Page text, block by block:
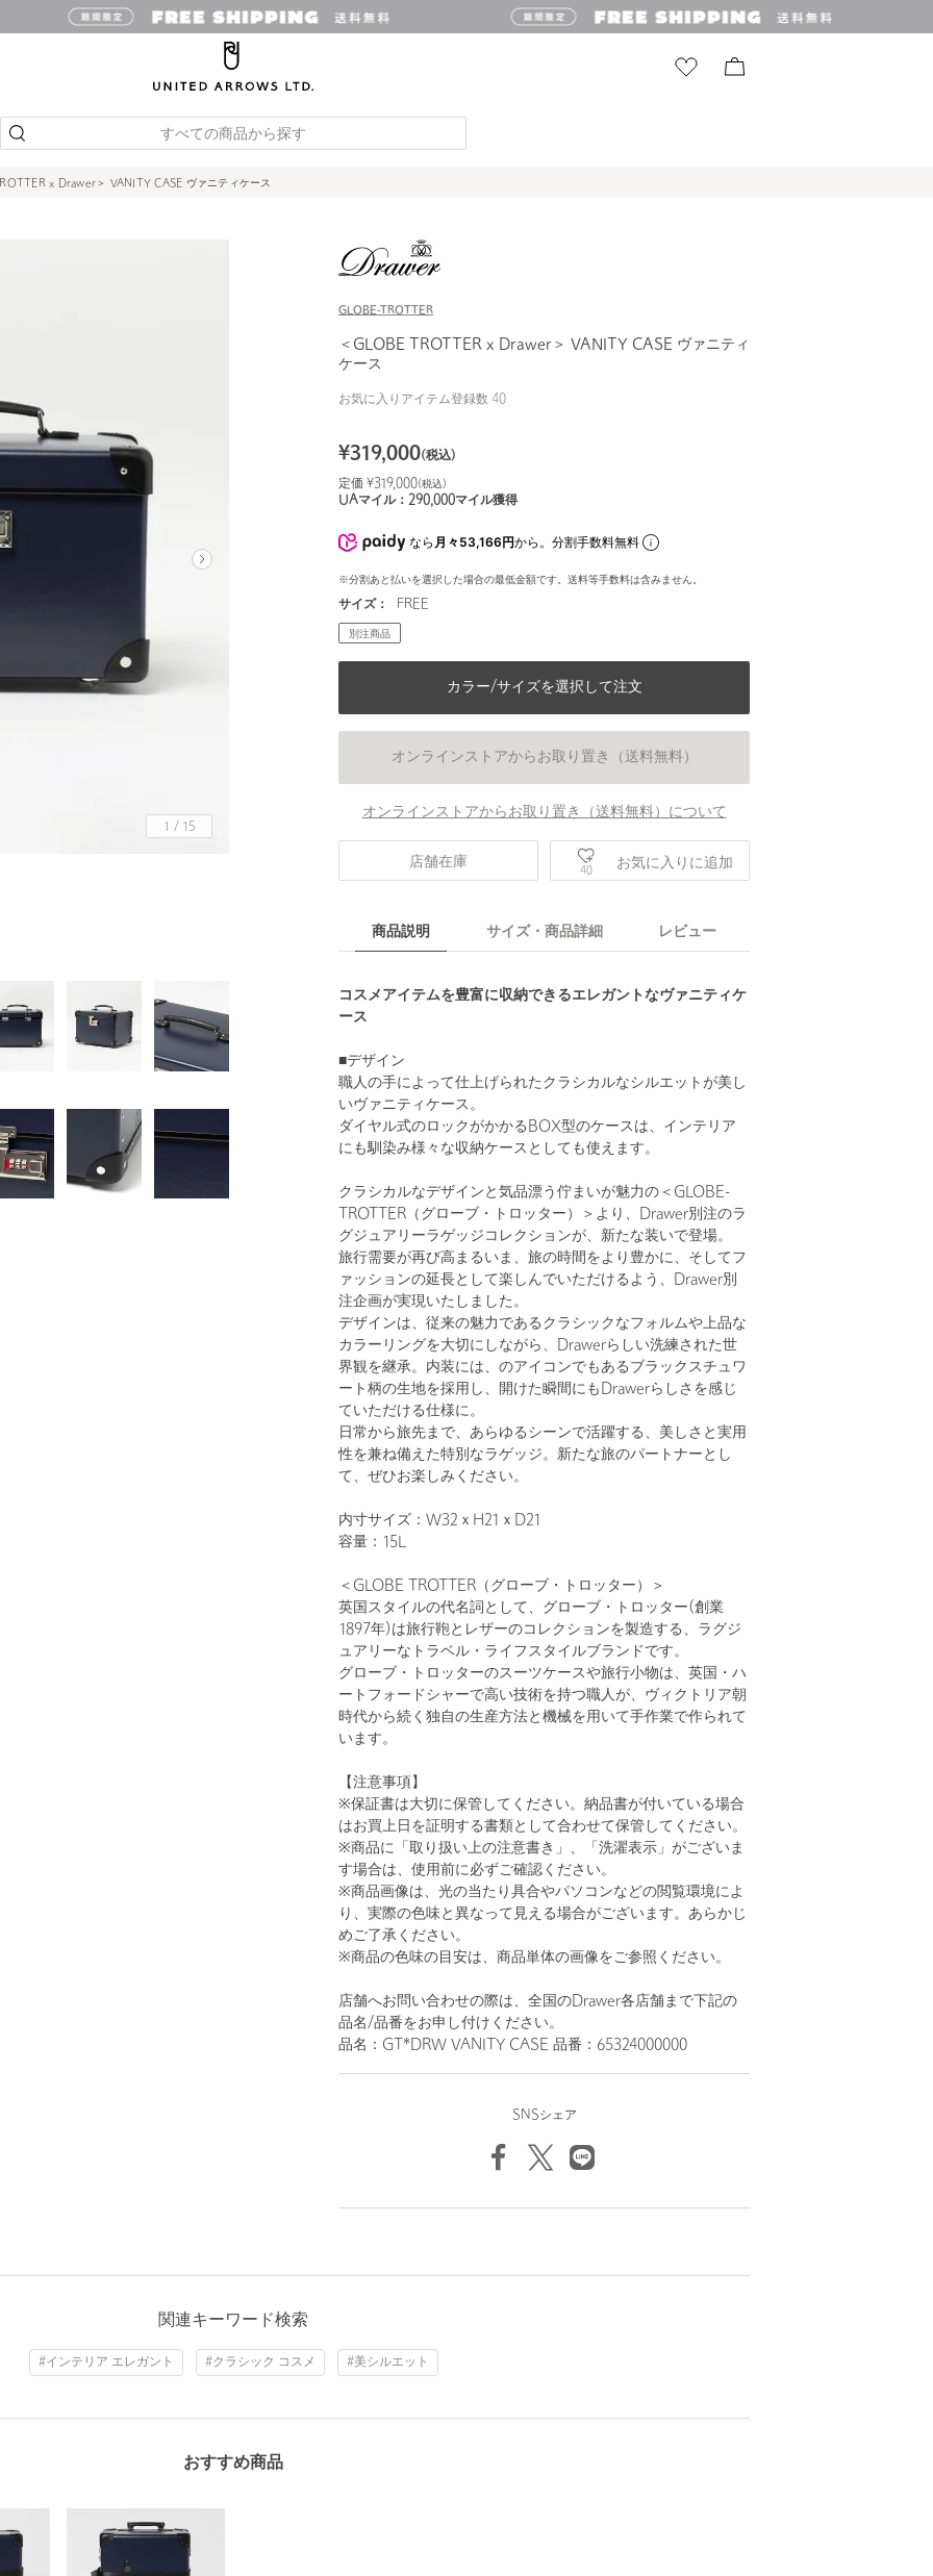
すべての商品から探す
x Drawer＞ VANITY CASE ヴァニティケース
1 / 15
GLOBE-TROTTER
＜GLOBE TROTTER x Drawer＞ VANITY CASE ヴァニティ
ケース
お気に入りアイテム登録数 40
¥319,000(税込)
定価 ¥319,000(税込)
UAマイル： 290,000マイル獲得
なら 月々53,166円から。分割手数料無料
※分割あと払いを選択した場合の最低金額です。送料等手数料は含みません。
サイズ： FREE
別注商品
カラー/サイズを選択して注文
オンラインストアからお取り置き（送料無料）
オンラインストアからお取り置き（送料無料）について
店舗在庫
40 お気に入りに追加
商品説明 サイズ・商品詳細 レビュー
コスメアイテムを豊富に収納できるエレガントなヴァニティケ
ース
■デザイン
職人の手によって仕上げられたクラシカルなシルエットが美し
いヴァニティケース。
ダイヤル式のロックがかかるBOX型のケースは、インテリア
にも馴染み様々な収納ケースとしても使えます。
クラシカルなデザインと気品漂う佇まいが魅力の＜GLOBE-
TROTTER（グローブ・トロッター）＞より、Drawer別注のラ
グジュアリーラゲッジコレクションが、新たな装いで登場。
旅行需要が再び高まるいま、旅の時間をより豊かに、そしてフ
ァッションの延長として楽しんでいただけるよう、Drawer別
注企画が実現いたしました。
デザインは、従来の魅力であるクラシックなフォルムや上品な
カラーリングを大切にしながら、Drawerらしい洗練された世
界観を継承。内装には、のアイコンでもあるブラックスチュワ
ート柄の生地を採用し、開けた瞬間にもDrawerらしさを感じ
ていただける仕様に。
日常から旅先まで、あらゆるシーンで活躍する、美しさと実用
性を兼ね備えた特別なラゲッジ。新たな旅のパートナーとし
て、ぜひお楽しみください。
内寸サイズ：W32ｘH21ｘD21
容量：15L
＜GLOBE TROTTER（グローブ・トロッター）＞
英国スタイルの代名詞として、グローブ・トロッター(創業
1897年)は旅行鞄とレザーのコレクションを製造する、ラグジ
ュアリーなトラベル・ライフスタイルブランドです。
グローブ・トロッターのスーツケースや旅行小物は、英国・ハ
ートフォードシャーで高い技術を持つ職人が、ヴィクトリア朝
時代から続く独自の生産方法と機械を用いて手作業で作られて
います。
【注意事項】
※保証書は大切に保管してください。納品書が付いている場合
はお買上日を証明する書類として合わせて保管してください。
※商品に「取り扱い上の注意書き」、「洗濯表示」がございま
す場合は、使用前に必ずご確認ください。
※商品画像は、光の当たり具合やパソコンなどの閲覧環境によ
り、実際の色味と異なって見える場合がございます。あらかじ
めご了承ください。
※商品の色味の目安は、商品単体の画像をご参照ください。
店舗へお問い合わせの際は、全国のDrawer各店舗まで下記の
品名/品番をお申し付けください。
品名：GT*DRW VANITY CASE 品番：65324000000
SNSシェア
関連キーワード検索
#インテリア エレガント #クラシック コスメ #美シルエット
おすすめ商品